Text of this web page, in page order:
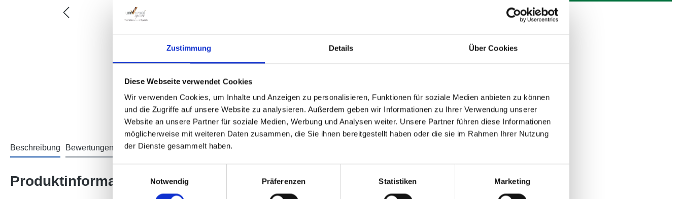
Zustimmung Details Über Cookies
Diese Webseite verwendet Cookies
Wir verwenden Cookies, um Inhalte und Anzeigen zu personalisieren, Funktionen für soziale Medien anbieten zu können
und die Zugriffe auf unsere Website zu analysieren. Außerdem geben wir Informationen zu Ihrer Verwendung unserer
Website an unsere Partner für soziale Medien, Werbung und Analysen weiter. Unsere Partner führen diese Informationen
möglicherweise mit weiteren Daten zusammen, die Sie ihnen bereitgestellt haben oder die sie im Rahmen Ihrer Nutzung
der Dienste gesammelt haben.
Notwendig
Präferenzen Statistiken Marketing
Beschreibung Bewertungen Informationen zur Produktsicherheit
Produktinformationen "Deckel Mechanikpfosten 83 mm"